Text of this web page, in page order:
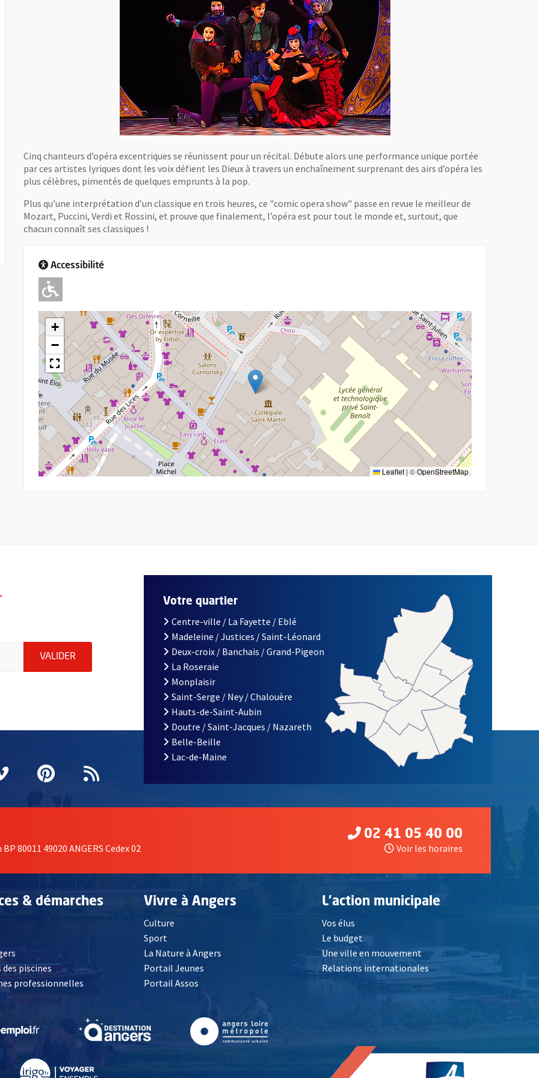
Cinq chanteurs d’opéra excentriques se réunissent pour un récital. Débute alors une performance unique portée
par ces artistes lyriques dont les voix défient les Dieux à travers un enchaînement surprenant des airs d’opéra les
plus célèbres, pimentés de quelques emprunts à la pop.
Plus qu’une interprétation d’un classique en trois heures, ce "comic opera show" passe en revue le meilleur de
Mozart, Puccini, Verdi et Rossini, et prouve que finalement, l’opéra est pour tout le monde et, surtout, que
chacun connaît ses classiques !
Accessibilité
Adapté pour l'handicap Moteur
+
−
Leaflet | ©OpenStreetMap
indiquez votre email (champ obligatoire)
VALIDER ENVOYER MA DEMANDE D'INSCRIPTION À LA LETTRE D'INFORMATION DE LA VILLE D'ANGERS
fenêtrefenêtre
une nouvelle fenêtre
Vimeo
, Ouvre une nouvelle fenêtre
Pinterest
, Ouvre une nouvelle fenêtre
Flux RSS
Votre quartier
Centre-ville / La Fayette / Eblé
Madeleine / Justices / Saint-Léonard
Deux-croix / Banchais / Grand-Pigeon
La Roseraie
Monplaisir
Saint-Serge / Ney / Chalouère
Hauts-de-Saint-Aubin
Doutre / Saint-Jacques / Nazareth
Belle-Beille
Lac-de-Maine
80011 49020 ANGERS Cedex 02
02 41 05 40 00
Voir les horaires
& démarches
, Ouvre une nouvelle fenêtre
piscines
professionnelles
Vivre à Angers
Culture
Sport
La Nature à Angers
Portail Jeunes
Portail Assos
L'action municipale
Vos élus
Le budget
Une ville en mouvement
Relations internationales
fenêtre , Ouvre une nouvelle fenêtre , Ouvre une nouvelle fenêtre, Ouvre une nouvelle fenêtre